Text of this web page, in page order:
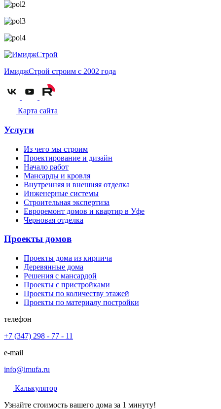
ИмиджСтрой строим с 2002 года
Карта сайта
Услуги
Из чего мы строим
Проектирование и дизайн
Начало работ
Мансарды и кровля
Внутренняя и внешняя отделка
Инженерные системы
Строительная экспертиза
Евроремонт домов и квартир в Уфе
Черновая отделка
Проекты домов
Проекты дома из кирпича
Деревянные дома
Решения с мансардой
Проекты с пристройками
Проекты по количеству этажей
Проекты по материалу постройки
телефон
+7 (347) 298 - 77 - 11
e-mail
info@imufa.ru
Калькулятор
Узнайте стоимость вашего дома за 1 минуту!